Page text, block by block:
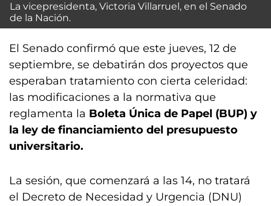
La vicepresidenta, Victoria Villarruel, en el Senado
de la Nación.
El Senado confirmó que este jueves, 12 de
septiembre, se debatirán dos proyectos que
esperaban tratamiento con cierta celeridad:
las modificaciones a la normativa que
reglamenta la Boleta Única de Papel (BUP) y
la ley de financiamiento del presupuesto
universitario.
La sesión, que comenzará a las 14, no tratará
el Decreto de Necesidad y Urgencia (DNU)